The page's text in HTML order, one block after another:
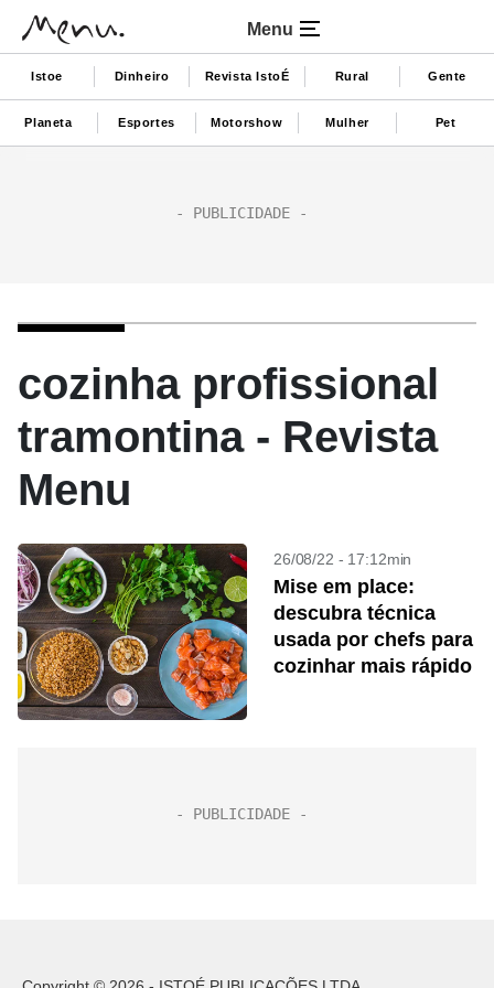
Menu
Istoe Dinheiro Revista IstoÉ Rural Gente
Planeta Esportes Motorshow Mulher Pet
cozinha profissional
tramontina - Revista
Menu
26/08/22 - 17:12min
Mise em place:
descubra técnica
usada por chefs para
cozinhar mais rápido